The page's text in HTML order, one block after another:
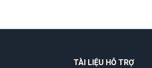
TÀI LIỆU HỖ TRỢ